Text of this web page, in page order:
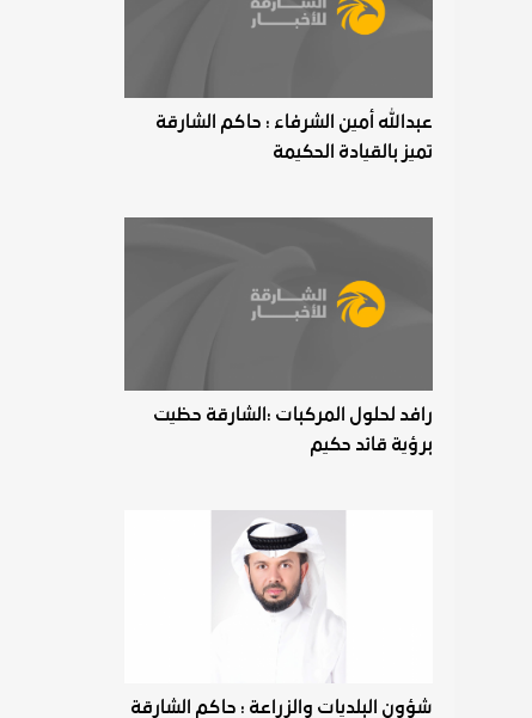
عبدالله أمين الشرفاء : حاكم الشارقة
تميز بالقيادة الحكيمة
رافد لحلول المركبات :الشارقة حظيت
برؤية قائد حكيم
شؤون البلديات والزراعة : حاكم الشارقة